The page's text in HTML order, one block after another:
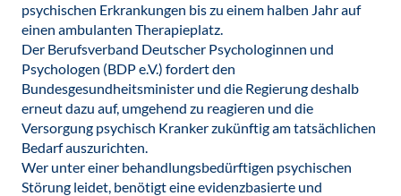
psychischen Erkrankungen bis zu einem halben Jahr auf
einen ambulanten Therapieplatz.
Der Berufsverband Deutscher Psychologinnen und
Psychologen (BDP e.V.) fordert den
Bundesgesundheitsminister und die Regierung deshalb
erneut dazu auf, umgehend zu reagieren und die
Versorgung psychisch Kranker zukünftig am tatsächlichen
Bedarf auszurichten.
Wer unter einer behandlungsbedürftigen psychischen
Störung leidet, benötigt eine evidenzbasierte und